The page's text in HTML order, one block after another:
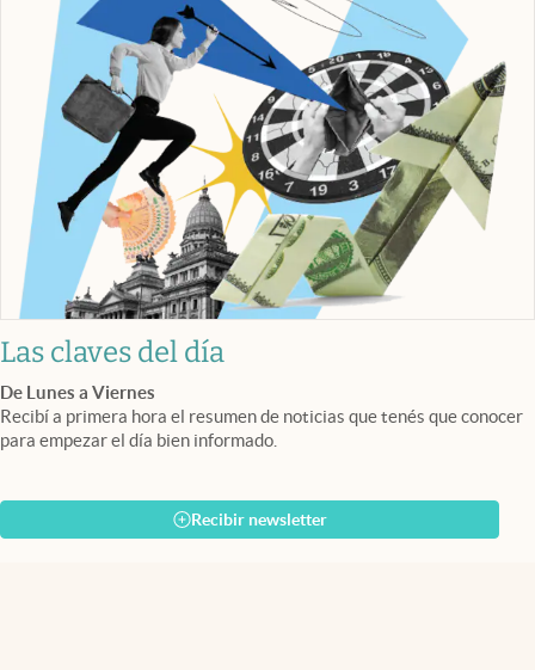
Las claves del día
De Lunes a Viernes
Recibí a primera hora el resumen de noticias que tenés que conocer
para empezar el día bien informado.
Recibir newsletter